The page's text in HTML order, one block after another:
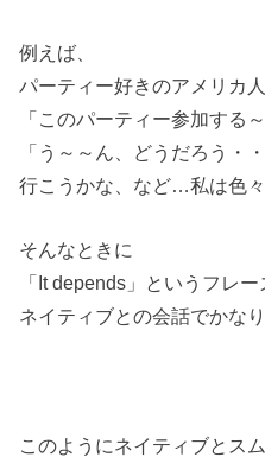
例えば、
パーティー好きのアメリカ
「このパーティー参加する
「う～～ん、どうだろう・
行こうかな、など…私は色々
そんなときに
「It depends」というフレー
ネイティブとの会話でかな
このようにネイティブとス